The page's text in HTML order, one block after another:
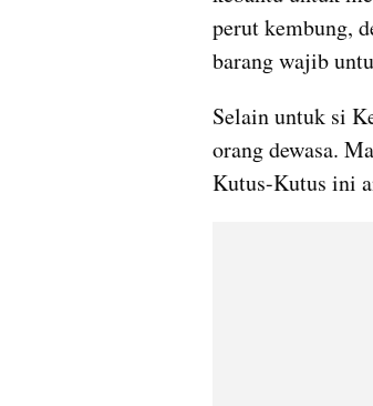
perut kembung,
barang wajib
Selain untuk si
orang dewasa.
Kutus-Kutus ini